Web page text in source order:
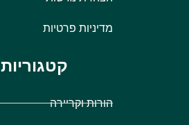
מדיניות פרטיות
קטגוריות
הורות וקריירה